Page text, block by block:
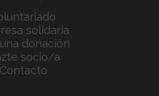
solidaria
donación
socio/a
Contacto